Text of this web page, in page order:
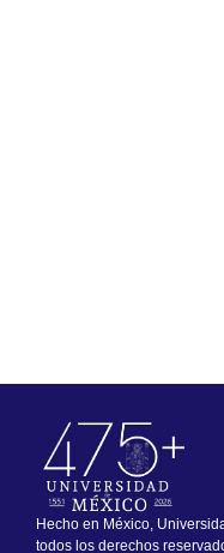
Hecho en México,
todos los derechos